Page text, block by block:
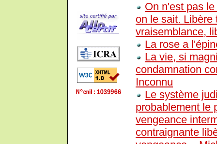
On n'est pas
on le sait. Libère
vraisemblance,
La rose a
La vie, si
condamnation
Inconnu
Le système
probablement le
vengeance
contraignante